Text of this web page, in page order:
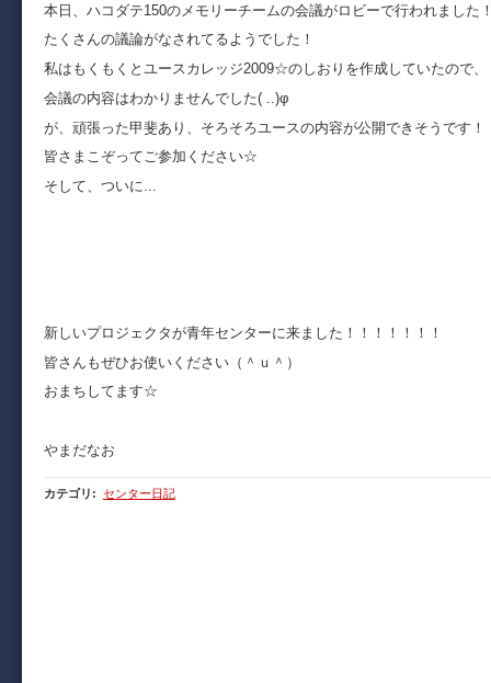
本日、ハコダテ150のメモリーチームの会議がロビーで行われました
たくさんの議論がなされてるようでした！
私はもくもくとユースカレッジ2009☆のしおりを作成していたので、
会議の内容はわかりませんでした( ..)φ
が、頑張った甲斐あり、そろそろユースの内容が公開できそうです！
皆さまこぞってご参加ください☆
そして、ついに...
新しいプロジェクタが青年センターに来ました！！！！！！！
皆さんもぜひお使いください（＾ｕ＾）
おまちしてます☆
やまだなお
カテゴリ : センター日記